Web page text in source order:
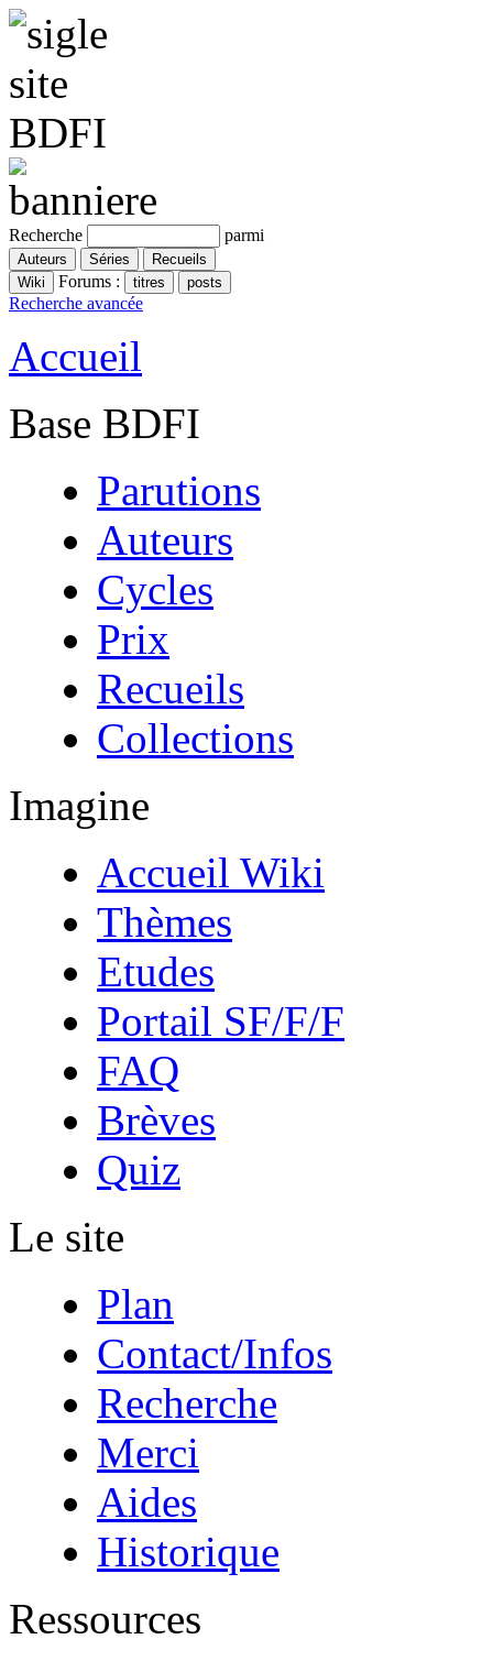
Recherche parmi
Forums :
Recherche avancée
Accueil
Base BDFI
Parutions
Auteurs
Cycles
Prix
Recueils
Collections
Imagine
Accueil Wiki
Thèmes
Etudes
Portail SF/F/F
FAQ
Brèves
Quiz
Le site
Plan
Contact/Infos
Recherche
Merci
Aides
Historique
Ressources